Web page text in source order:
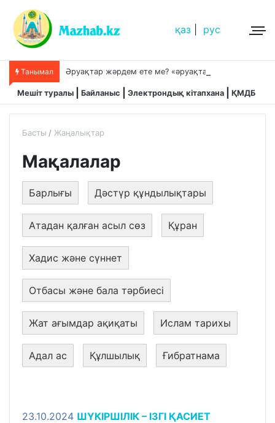
қаз рус
Танымал
Мешіт туралы Байланыс Электрондық кітапхана ҚМДБ
Басты Жаңалықтар
Мақалалар
Барлығы Дәстүр құндылықтары
Атадан қалған асыл сөз Құран
Хадис және сүннет
Отбасы және бала тәрбиесі
Жат ағымдар ақиқаты Ислам тарихы
Адал ас Құлшылық Ғибратнама
23.10.2024 ШҮКІРШІЛІК – ІЗГІ ҚАСИЕТ